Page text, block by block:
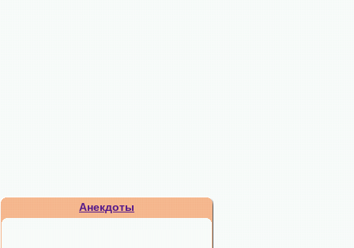
Анекдоты